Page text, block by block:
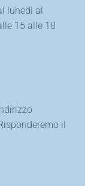
lunedì al
15 alle 18
il